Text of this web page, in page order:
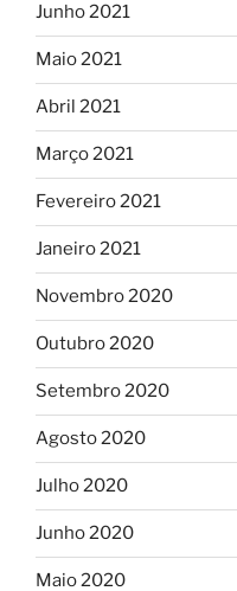
Junho 2021
Maio 2021
Abril 2021
Março 2021
Fevereiro 2021
Janeiro 2021
Novembro 2020
Outubro 2020
Setembro 2020
Agosto 2020
Julho 2020
Junho 2020
Maio 2020